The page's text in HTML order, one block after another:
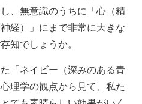
、無意識のうちに「心（精
経）」にまで非常に大きな
知でしょうか。
「ネイビー（深みのある青
理学の観点から見て、私た